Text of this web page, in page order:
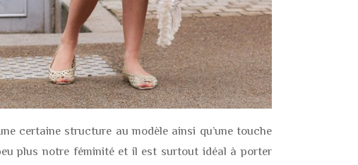
certaine structure au modèle ainsi qu’une touche
plus notre féminité et il est surtout idéal à porter